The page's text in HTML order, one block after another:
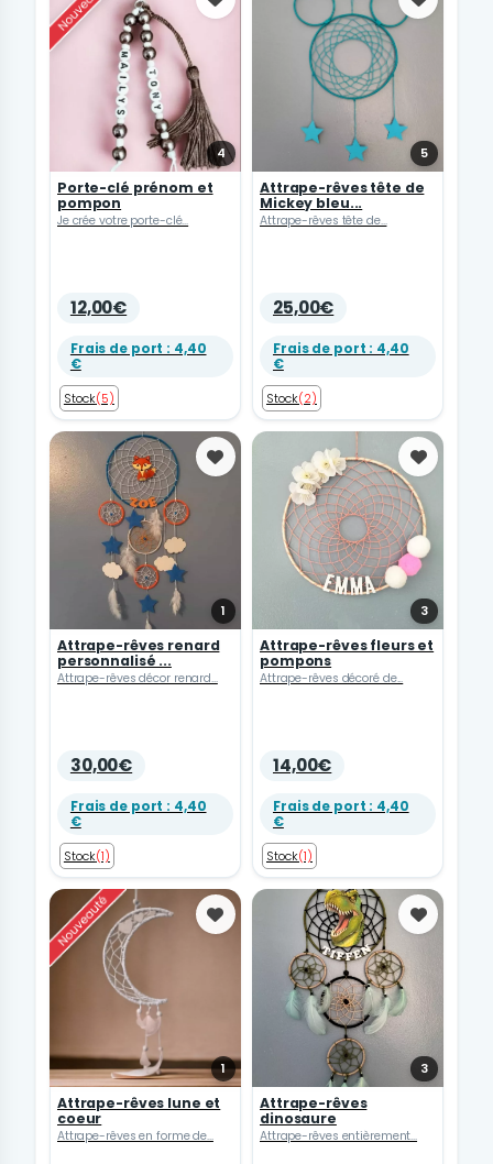
Favoris
4
Porte-clé prénom et
pompon
Je crée votre porte-clé...
12,00€
Frais de port : 4,40
€
Stock(5)
Favoris
5
Attrape-rêves tête de
Mickey bleu...
Attrape-rêves tête de...
25,00€
Frais de port : 4,40
€
Stock(2)
Favoris
1
Attrape-rêves renard
personnalisé ...
Attrape-rêves décor renard...
30,00€
Frais de port : 4,40
€
Stock(1)
Favoris
3
Attrape-rêves fleurs et
pompons
Attrape-rêves décoré de...
14,00€
Frais de port : 4,40
€
Stock(1)
Favoris
1
Attrape-rêves lune et
coeur
Attrape-rêves en forme de...
Favoris
3
Attrape-rêves
dinosaure
Attrape-rêves entièrement...